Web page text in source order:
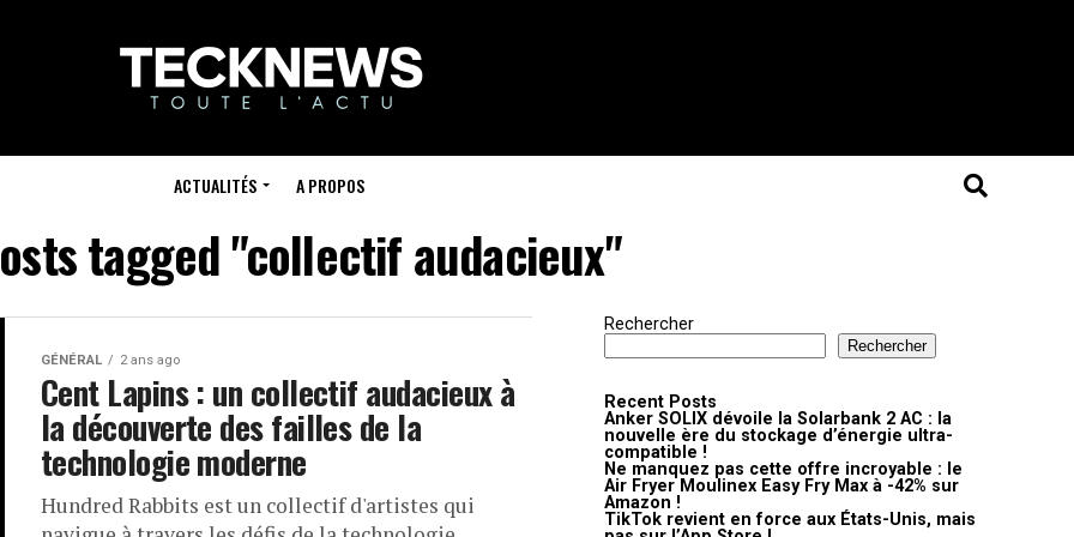
ACTUALITÉS A PROPOS
tagged "collectif audacieux"
GÉNÉRAL 2 ans ago
Cent Lapins : un collectif audacieux à
la découverte des failles de la
technologie moderne
Hundred Rabbits est un collectif d'artistes qui
Rechercher
Rechercher
Recent Posts
Anker SOLIX dévoile la Solarbank 2 AC : la
nouvelle ère du stockage d’énergie ultra-
compatible !
Ne manquez pas cette offre incroyable : le
Air Fryer Moulinex Easy Fry Max à -42% sur
Amazon !
TikTok revient en force aux États-Unis, mais